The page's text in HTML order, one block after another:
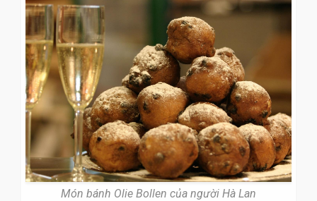
Món bánh Olie Bollen của người Hà Lan